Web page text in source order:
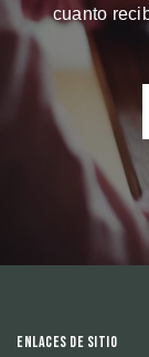
cuanto
Enlaces de sitio